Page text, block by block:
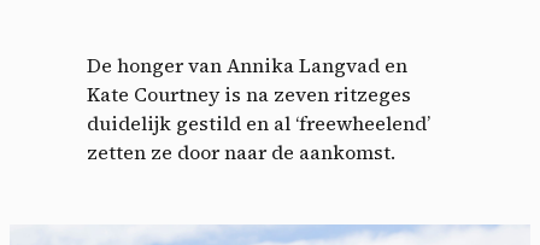
De honger van Annika Langvad en
Kate Courtney is na zeven ritzeges
duidelijk gestild en al ‘freewheelend’
zetten ze door naar de aankomst.